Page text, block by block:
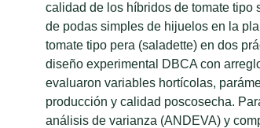
calidad de los híbridos de tomate tipo
de podas simples de hijuelos en la
tomate tipo pera (saladette) en dos
diseño experimental DBCA con
evaluaron variables hortícolas,
producción y calidad poscosecha.
análisis de varianza (ANDEVA) y